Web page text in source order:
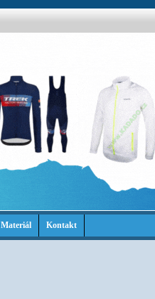
Materiál Kontakt